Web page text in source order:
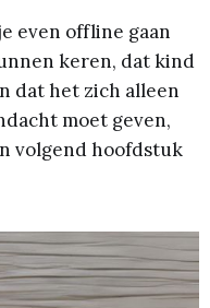
even offline gaan
keren, dat kind
dat het zich alleen
moet geven,
volgend hoofdstuk